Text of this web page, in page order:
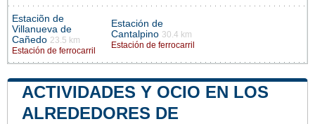
Estaciõn de
Villanueva de
Cañedo 23.5 km
Estación de ferrocarril
Estación de
Cantalpino 30.4 km
Estación de ferrocarril
ACTIVIDADES Y OCIO EN LOS
ALREDEDORES DE